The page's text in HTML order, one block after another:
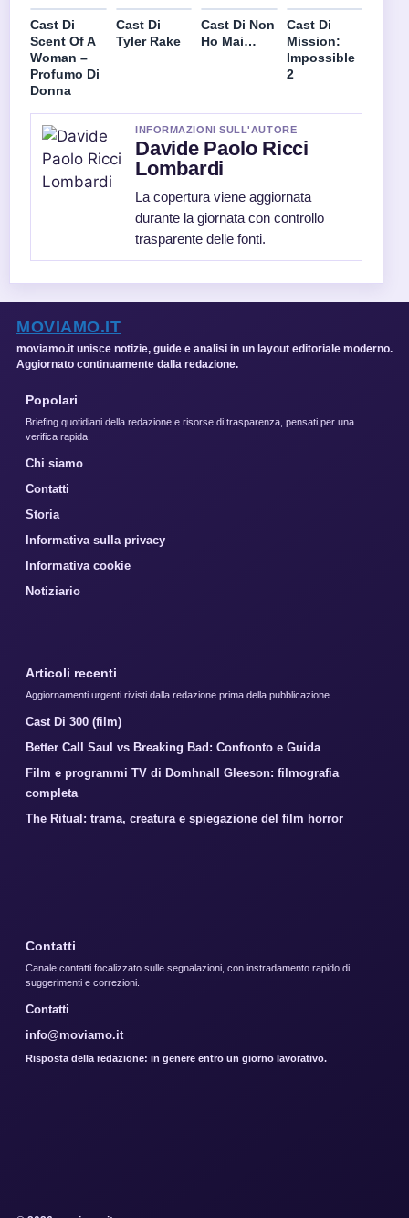
Cast Di
Scent Of A
Woman –
Profumo Di
Donna
Cast Di
Tyler Rake
Cast Di Non
Ho Mai…
Cast Di
Mission:
Impossible
2
INFORMAZIONI SULL'AUTORE
Davide Paolo Ricci
Lombardi
La copertura viene aggiornata
durante la giornata con controllo
trasparente delle fonti.
MOVIAMO.IT
moviamo.it unisce notizie, guide e analisi in un layout editoriale moderno.
Aggiornato continuamente dalla redazione.
Popolari
Briefing quotidiani della redazione e risorse di trasparenza, pensati per una
verifica rapida.
Chi siamo
Contatti
Storia
Informativa sulla privacy
Informativa cookie
Notiziario
Articoli recenti
Aggiornamenti urgenti rivisti dalla redazione prima della pubblicazione.
Cast Di 300 (film)
Better Call Saul vs Breaking Bad: Confronto e Guida
Film e programmi TV di Domhnall Gleeson: filmografia
completa
The Ritual: trama, creatura e spiegazione del film horror
Contatti
Canale contatti focalizzato sulle segnalazioni, con instradamento rapido di
suggerimenti e correzioni.
Contatti
info@moviamo.it
Risposta della redazione: in genere entro un giorno lavorativo.